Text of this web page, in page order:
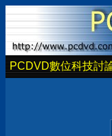
PCDVD數位科技討